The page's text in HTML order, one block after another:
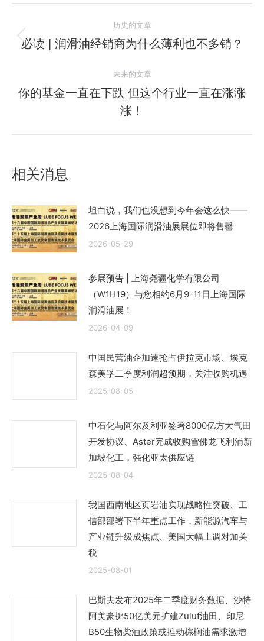
章
航
历史的文章
历
的
文
章：
必读 | 润滑油经销商为什么薄利也不多销？
未来的文章
未
来
的
你的基金一直在下跌 但这个行业一直在涨涨
涨！
相关消息
坦白说，我们也没想到今年会这么快——
2026上海国际润滑油展展位即将售罄
2026-05-29
参展预告 | 上海尧疆化学有限公司
（W1H19）与您相约6月9-11日上海国际
润滑油展！
2026-04-09
中国民营油企加速抢占伊拉克市场、埃克
森美孚二季度利润超预期，关注收购机遇
2025-08-05
中石化与阿尔及利亚签署8000亿方大气田
开发协议、Aster完成收购雪佛龙飞利浦新
加坡化工，强化亚太供应链
2025-08-04
我国西南地区页岩油实现战略性突破、工
信部部署下半年重点工作，新能源汽车与
产业链升级成焦点、美国大幅上调对加关
税
2025-08-01
巴斯夫发布2025年二季度财务数据、沙特
阿美豪掷50亿美元扩建Zuluf油田、印尼
B50生物柴油政策或推动棕榈油需求激增